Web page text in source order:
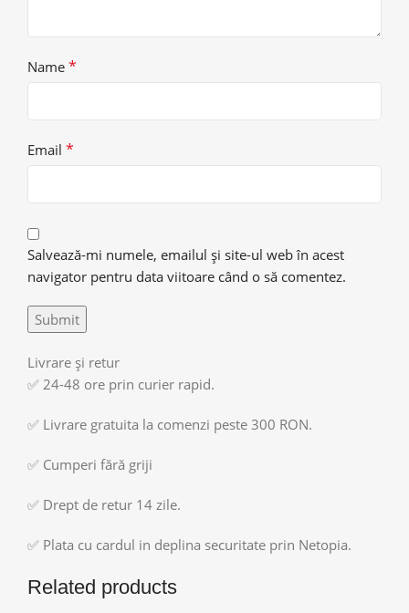
Name *
Email *
Salvează-mi numele, emailul și site-ul web în acest
navigator pentru data viitoare când o să comentez.
Livrare și retur
✅ 24-48 ore prin curier rapid.
✅ Livrare gratuita la comenzi peste 300 RON.
✅ Cumperi fără griji
✅ Drept de retur 14 zile.
✅ Plata cu cardul in deplina securitate prin Netopia.
Related products